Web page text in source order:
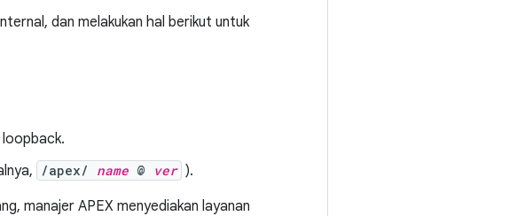
dan melakukan hal berikut untuk
/apex/ name @ ver ).
manajer APEX menyediakan layanan